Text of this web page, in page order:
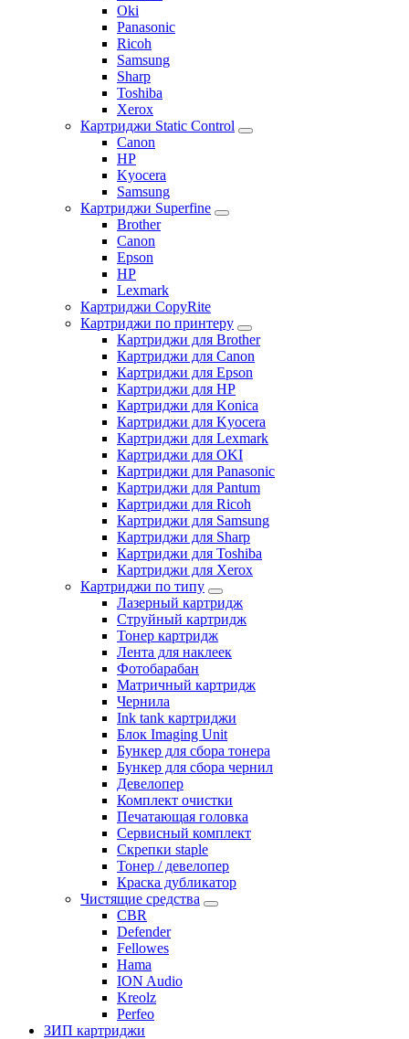
Oki
Panasonic
Ricoh
Samsung
Sharp
Toshiba
Xerox
Картриджи Static Control
Canon
HP
Kyocera
Samsung
Картриджи Superfine
Brother
Canon
Epson
HP
Lexmark
Картриджи CopyRite
Картриджи по принтеру
Картриджи для Brother
Картриджи для Canon
Картриджи для Epson
Картриджи для HP
Картриджи для Konica
Картриджи для Kyocera
Картриджи для Lexmark
Картриджи для OKI
Картриджи для Panasonic
Картриджи для Pantum
Картриджи для Ricoh
Картриджи для Samsung
Картриджи для Sharp
Картриджи для Toshiba
Картриджи для Xerox
Картриджи по типу
Лазерный картридж
Струйный картридж
Тонер картридж
Лента для наклеек
Фотобарабан
Матричный картридж
Чернила
Ink tank картриджи
Блок Imaging Unit
Бункер для сбора тонера
Бункер для сбора чернил
Девелопер
Комплект очистки
Печатающая головка
Сервисный комплект
Скрепки staple
Тонер / девелопер
Краска дубликатор
Чистящие средства
CBR
Defender
Fellowes
Hama
ION Audio
Kreolz
Perfeo
ЗИП картриджи